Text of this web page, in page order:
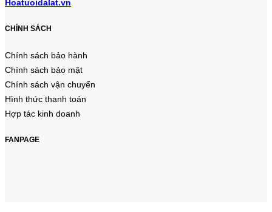
Hoatuoidalat.vn
CHÍNH SÁCH
Chính sách bảo hành
Chính sách bảo mật
Chính sách vận chuyển
Hình thức thanh toán
Hợp tác kinh doanh
FANPAGE